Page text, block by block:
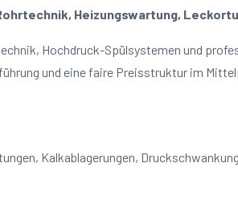
Heizungswartung,
Hochdruck-Spülsystemen und
und eine faire Preisstruktur im
Kalkablagerungen,